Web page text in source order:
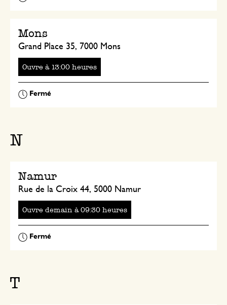
Ouvre à heures
Mons
Grand Place 35, 7000 Mons
N
Ouvre à heures
Namur
Rue de la Croix 44, 5000 Namur
T